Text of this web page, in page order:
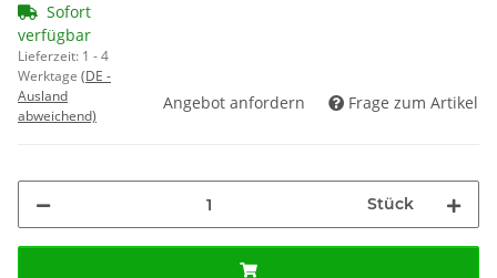
Sofort
verfügbar
Lieferzeit: 1 - 4
Werktage (DE -
Ausland
abweichend)
Angebot anfordern Frage zum Artikel
Stück